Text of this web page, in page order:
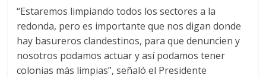
“Estaremos limpiando todos los sectores a la
redonda, pero es importante que nos digan donde
hay basureros clandestinos, para que denuncien y
nosotros podamos actuar y así podamos tener
colonias más limpias”, señaló el Presidente